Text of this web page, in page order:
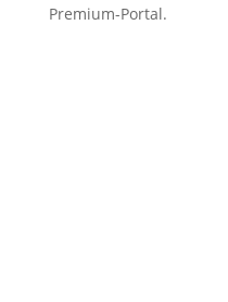
Premium-Portal.